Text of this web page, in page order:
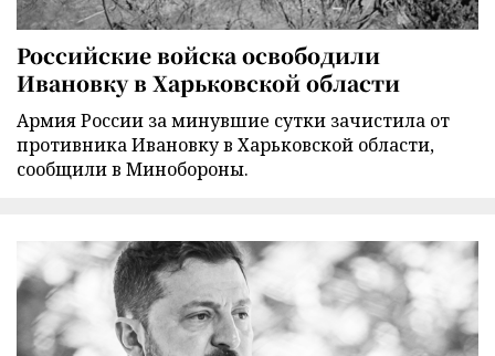
Российские войска освободили
Ивановку в Харьковской области
Армия России за минувшие сутки зачистила от
противника Ивановку в Харьковской области,
сообщили в Минобороны.